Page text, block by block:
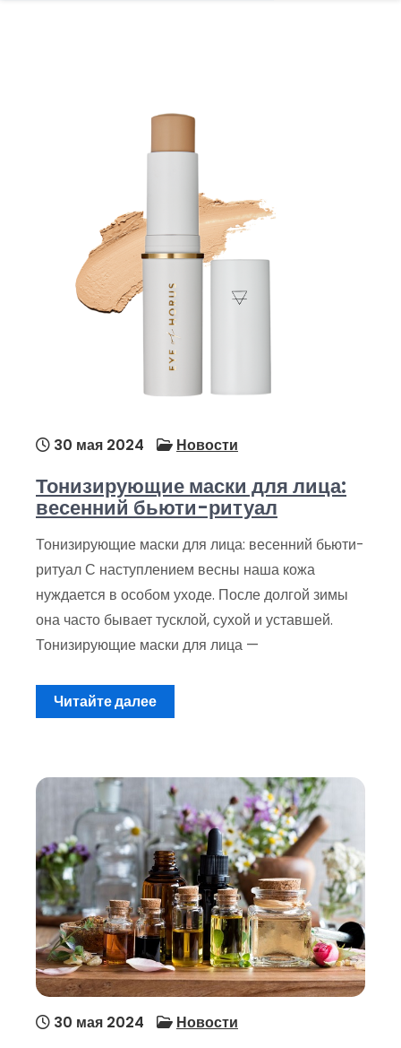
30 мая 2024 Новости
Тонизирующие маски для лица:
весенний бьюти-ритуал
Тонизирующие маски для лица: весенний бьюти-
ритуал С наступлением весны наша кожа
нуждается в особом уходе. После долгой зимы
она часто бывает тусклой, сухой и уставшей.
Тонизирующие маски для лица —
Читайте далее
30 мая 2024 Новости